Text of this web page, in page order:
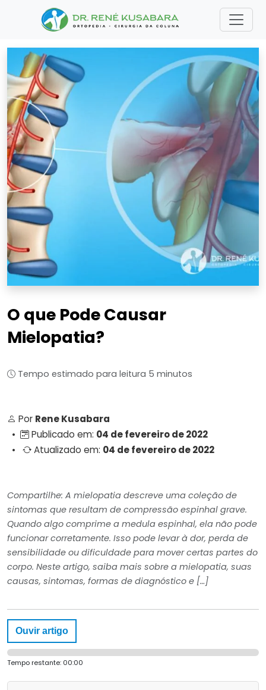
O que Pode Causar
Mielopatia?
Tempo estimado para leitura 5 minutos
Por Rene Kusabara
•
Publicado em: 04 de fevereiro de 2022
•
Atualizado em: 04 de fevereiro de 2022
Compartilhe: A mielopatia descreve uma coleção de
sintomas que resultam de compressão espinhal grave.
Quando algo comprime a medula espinhal, ela não pode
funcionar corretamente. Isso pode levar à dor, perda de
sensibilidade ou dificuldade para mover certas partes do
corpo. Neste artigo, saiba mais sobre a mielopatia, suas
causas, sintomas, formas de diagnóstico e […]
Ouvir artigo
Tempo restante: 00:00